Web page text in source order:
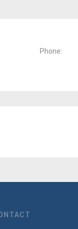
Phone